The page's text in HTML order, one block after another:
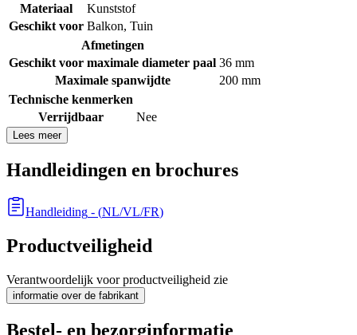
Materiaal
Kunststof
Geschikt voor Balkon, Tuin
Afmetingen
Geschikt voor maximale diameter paal 36 mm
Maximale spanwijdte
200 mm
Technische kenmerken
Verrijdbaar
Nee
Lees meer
Handleidingen en brochures
Handleiding - (NL/VL/FR)
Productveiligheid
Verantwoordelijk voor productveiligheid zie
informatie over de fabrikant
Bestel- en bezorginformatie